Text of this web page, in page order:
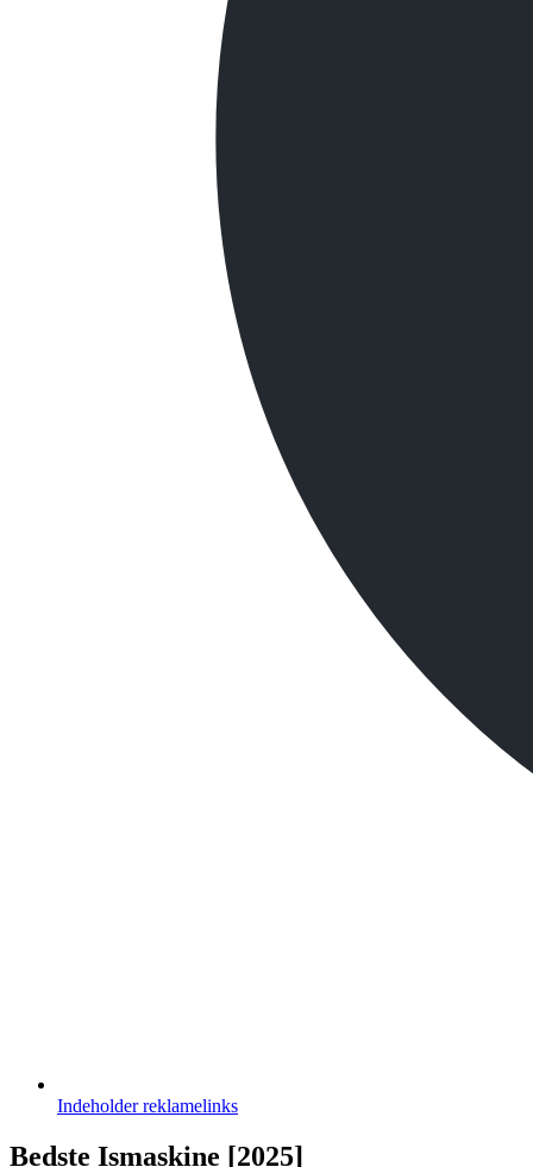
Indeholderreklamelinks
Bedste Ismaskine [2025]